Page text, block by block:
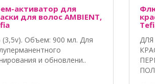
активатор для
для волос AMBIENT,
(3,5v). Объем: 900 мл. Для
и обновлени..